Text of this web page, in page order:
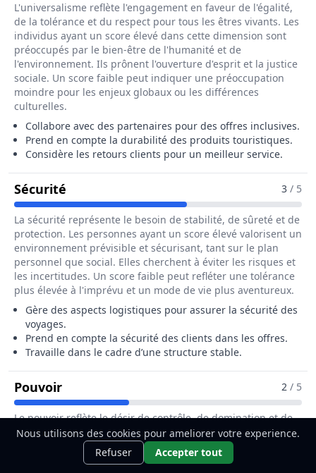
L'universalisme reflète l'engagement en faveur de l'égalité,
de la tolérance et du respect pour tous les êtres vivants. Les
individus ayant un score élevé dans cette dimension sont
préoccupés par le bien-être de l'humanité et de
l'environnement. Ils prônent l'ouverture d'esprit et la justice
sociale. Un score faible peut indiquer une préoccupation
moindre pour les enjeux globaux ou les différences
culturelles.
Collabore avec des partenaires pour des offres inclusives.
Prend en compte la durabilité des produits touristiques.
Considère les retours clients pour un meilleur service.
Sécurité Pour Le Métier De Assistant / 3 / 5
La sécurité représente le besoin de stabilité, de sûreté et de
protection. Les personnes ayant un score élevé valorisent un
environnement prévisible et sécurisant, tant sur le plan
personnel que social. Elles cherchent à éviter les risques et
les incertitudes. Un score faible peut refléter une tolérance
plus élevée à l'imprévu et un mode de vie plus aventureux.
Gère des aspects logistiques pour assurer la sécurité des
voyages.
Prend en compte la sécurité des clients dans les offres.
Travaille dans le cadre d’une structure stable.
PouvoirPour Le Métier De Assistant / 2 / 5
Le pouvoir reflète le désir de contrôle, de domination et de
statut social élevé. Les personnes ayant un score élevé dans
cette dimension cherchent à influencer les autres et à
maintenir leur position d'autorité. Elles accordent une
Ce métier t'intéresse ?Découvre
comment le devenir.
Nous utilisons des cookies pour ameliorer votre experience.
Refuser
Accepter tout